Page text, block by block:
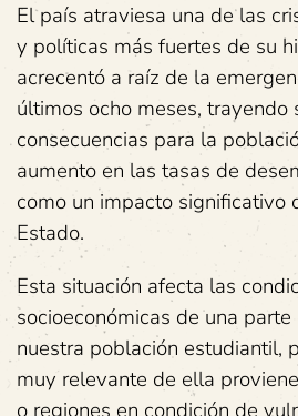
El país atraviesa una de las
y políticas más fuertes de su
acrecentó a raíz de la
últimos ocho meses, trayendo
consecuencias para la
aumento en las tasas de
como un impacto significativo
Estado.
Esta situación afecta las
socioeconómicas de una
nuestra población estudiantil,
muy relevante de ella